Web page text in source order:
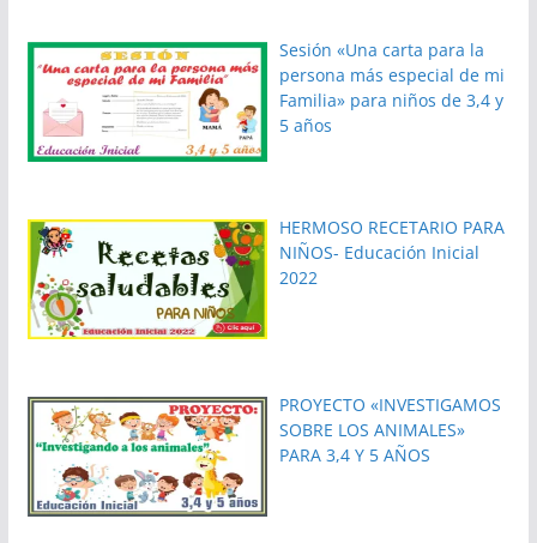
Sesión «Una carta para la
persona más especial de mi
Familia» para niños de 3,4 y
5 años
HERMOSO RECETARIO PARA
NIÑOS- Educación Inicial
2022
PROYECTO «INVESTIGAMOS
SOBRE LOS ANIMALES»
PARA 3,4 Y 5 AÑOS